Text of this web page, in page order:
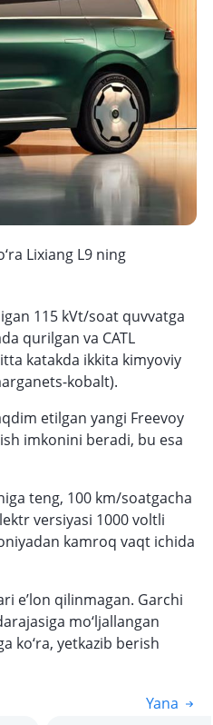
Lixiang L9 ning
115 kVt/soat quvvatga
qurilgan va CATL
katakda ikkita kimyoviy
kobalt).
etilgan yangi Freevoy
imkonini beradi, bu esa
teng, 100 km/soatgacha
versiyasi 1000 voltli
kamroq vaqt ichida
e’lon qilinmagan. Garchi
mo‘ljallangan
ko‘ra, yetkazib berish
Yana